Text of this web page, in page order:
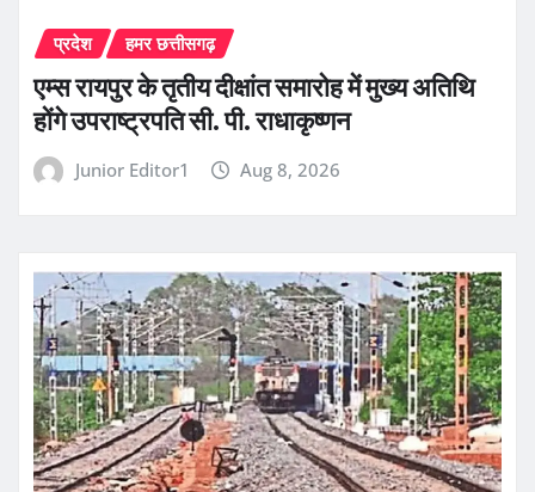
प्रदेश हमर छत्तीसगढ़
एम्स रायपुर के तृतीय दीक्षांत समारोह में मुख्य अतिथि
होंगे उपराष्ट्रपति सी. पी. राधाकृष्णन
Junior Editor1 Aug 8, 2026